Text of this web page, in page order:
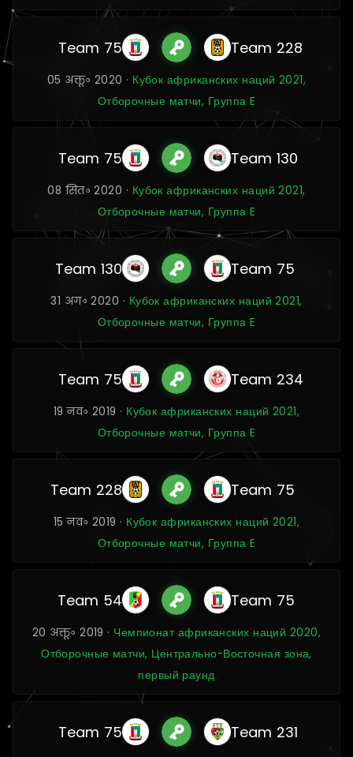
Team 75 Team 228
05 अक्तू॰ 2020 · Кубок африканских наций 2021,
Отборочные матчи, Группа E
Team 75 Team 130
08 सित॰ 2020 · Кубок африканских наций 2021,
Отборочные матчи, Группа E
Team 130 Team 75
31 अग॰ 2020 · Кубок африканских наций 2021,
Отборочные матчи, Группа E
Team 75 Team 234
19 नव॰ 2019 · Кубок африканских наций 2021,
Отборочные матчи, Группа E
Team 228 Team 75
15 नव॰ 2019 · Кубок африканских наций 2021,
Отборочные матчи, Группа E
Team 54 Team 75
20 अक्तू॰ 2019 · Чемпионат африканских наций 2020,
Отборочные матчи, Центрально-Восточная зона,
первый раунд
Team 75 Team 231